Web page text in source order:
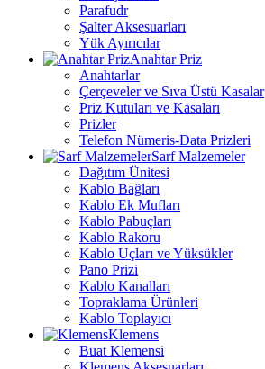
Parafudr
Şalter Aksesuarları
Yük Ayırıcılar
Anahtar Priz
Anahtarlar
Çerçeveler ve Sıva Üstü Kasalar
Priz Kutuları ve Kasaları
Prizler
Telefon Nümeris-Data Prizleri
Sarf Malzemeler
Dağıtım Ünitesi
Kablo Bağları
Kablo Ek Mufları
Kablo Pabuçları
Kablo Rakoru
Kablo Uçları ve Yüksükler
Pano Prizi
Kablo Kanalları
Topraklama Ürünleri
Kablo Toplayıcı
Klemens
Buat Klemensi